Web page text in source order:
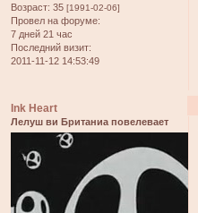
Возраст: 35 [1991-02-06]
Провел на форуме:
7 дней 21 час
Последний визит:
2011-11-12 14:53:49
Ink Heart
Лелуш ви Британиа повелевает